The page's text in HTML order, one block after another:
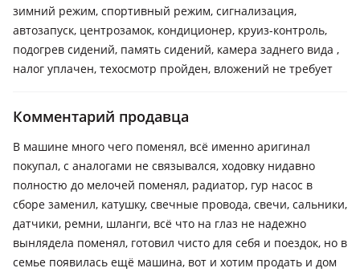
зимний режим, спортивный режим, сигнализация,
автозапуск, центрозамок, кондиционер, круиз-контроль,
подогрев сидений, память сидений, камера заднего вида ,
налог уплачен, техосмотр пройден, вложений не требует
Комментарий продавца
В машине много чего поменял, всё именно аригинал
покупал, с аналогами не связывался, ходовку нидавно
полностю до мелочей поменял, радиатор, гур насос в
сборе заменил, катушку, свечные провода, свечи, сальники,
датчики, ремни, шланги, всё что на глаз не надежно
вынлядела поменял, готовил чисто для себя и поездок, но в
семье появилась ещё машина, вот и хотим продать и дом